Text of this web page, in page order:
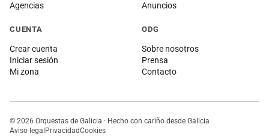
Agencias
Anuncios
CUENTA
Crear cuenta
Iniciar sesión
Mi zona
ODG
Sobre nosotros
Prensa
Contacto
© 2026 Orquestas de Galicia · Hecho con cariño desde Galicia
Aviso legal PrivacidadCookies